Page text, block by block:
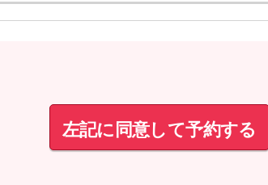
左記に同意して予約する